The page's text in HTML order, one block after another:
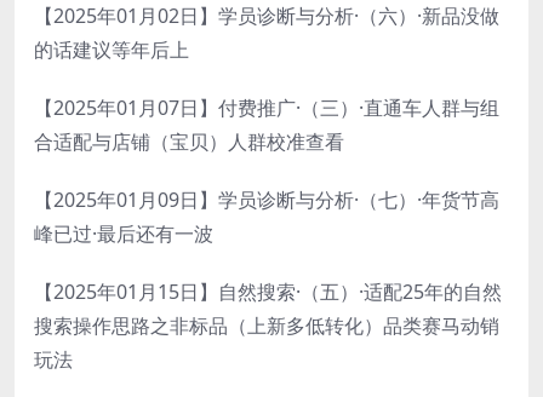
【2025年01月02日】学员诊断与分析·（六）·新品没做
的话建议等年后上
【2025年01月07日】付费推广·（三）·直通车人群与组
合适配与店铺（宝贝）人群校准查看
【2025年01月09日】学员诊断与分析·（七）·年货节高
峰已过·最后还有一波
【2025年01月15日】自然搜索·（五）·适配25年的自然
搜索操作思路之非标品（上新多低转化）品类赛马动销
玩法